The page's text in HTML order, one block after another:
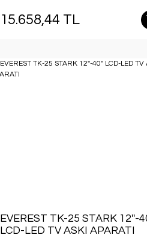
15.658,44 TL
EVEREST TK-25 STARK 12''-
LCD-LED TV ASKI APARATI